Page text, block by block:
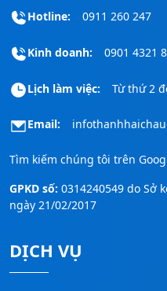
Hotline: 0911 260 247
Kinh doanh: 0901 4321
Lịch làm việc: Từ thứ 2
Email:
Tìm kiếm chúng tôi trên
GPKD số: 0314240549 do Sở
ngày 21/02/2017
DỊCH VỤ